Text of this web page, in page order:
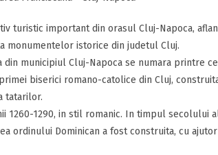
turistic important din orasul Cluj-Napoca,
monumentelor istorice din judetul Cluj.
din municipiul Cluj-Napoca se numara printre
biserici romano-catolice din Cluj,
tatarilor.
1260-1290, in stil romanic. In timpul secolului
ordinului Dominican a fost construita, cu